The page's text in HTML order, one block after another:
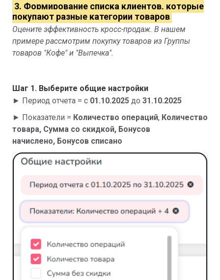
3. Формирование списка клиентов, которые
покупают разные категории товаров
Оцените эффективность кросс-продаж. В нашем
примере рассмотрим покупку товаров из Группы
товаров "Кофе" и "Выпечка".
Шаг 1. Выберите общие настройки
► Период отчета = с 01.10.2025 до 31.10.2025
► Показатели = Количество операций, Количество
товара, Сумма со скидкой, Бонусов
начислено, Бонусов списано